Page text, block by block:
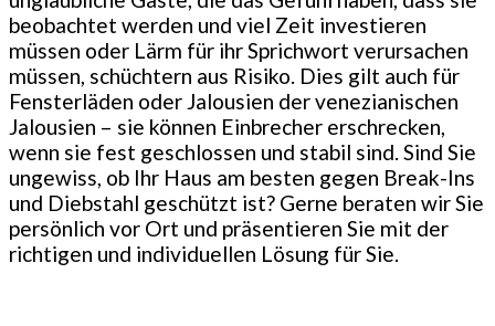
beobachtet werden und viel Zeit investieren
müssen oder Lärm für ihr Sprichwort verursachen
müssen, schüchtern aus Risiko. Dies gilt auch für
Fensterläden oder Jalousien der venezianischen
Jalousien – sie können Einbrecher erschrecken,
wenn sie fest geschlossen und stabil sind. Sind Sie
ungewiss, ob Ihr Haus am besten gegen Break-Ins
und Diebstahl geschützt ist? Gerne beraten wir Sie
persönlich vor Ort und präsentieren Sie mit der
richtigen und individuellen Lösung für Sie.